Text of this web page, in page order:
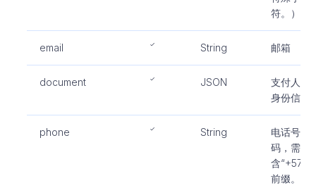
符。）
email String 邮箱
document JSON
支付人的
身份信息
phone String
电话号
码，需包
含“+57”的
前缀。